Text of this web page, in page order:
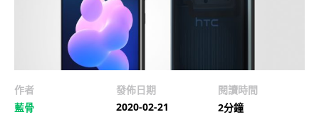
作者
藍骨
發佈日期
2020-02-21
閱讀時間
2分鐘